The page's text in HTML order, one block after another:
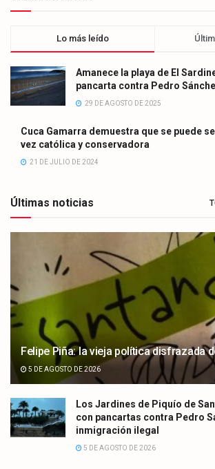
Lo más leído
Amanece la playa de El
pancarta contra Pedro
29 DE AGOSTO DE 2025
Cuca Gamarra demuestra que se puede
vez católica y conservadora
21 DE JULIO DE 2024
Últimas noticias
Felipe Piña: la vieja política disfrazada
5 DE AGOSTO DE 2026
Los Jardines de Piquío de
con pancartas contra Pedro
inmigración ilegal
5 DE AGOSTO DE 2026